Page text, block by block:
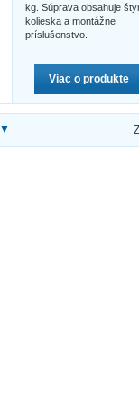
kg. Súprava obsahuje
kolieska a montážne
príslušenstvo.
Viac o produkte
▼